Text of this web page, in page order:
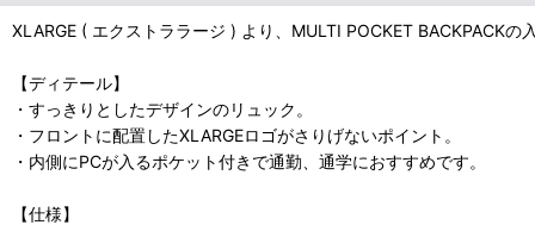
XLARGE ( エクストララージ ) より、MULTI POCKET BACKPACK
【ディテール】
・すっきりとしたデザインのリュック。
・フロントに配置したXLARGEロゴがさりげないポイント。
・内側にPCが入るポケット付きで通勤、通学におすすめです。
【仕様】